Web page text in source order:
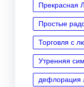
Прекрасная
Простые
Торговля с
Утренняя
дефлорация